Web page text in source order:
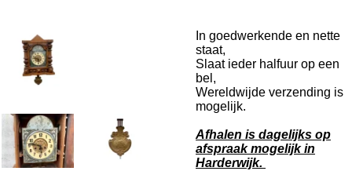
In goedwerkende en nette
staat,
Slaat ieder halfuur op een
bel,
Wereldwijde verzending is
mogelijk.
Afhalen is dagelijks op
afspraak mogelijk in
Harderwijk.